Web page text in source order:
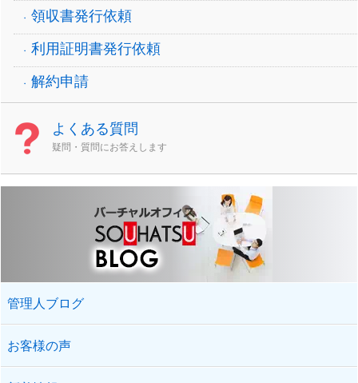
領収書発行依頼
利用証明書発行依頼
解約申請
よくある質問
疑問・質問にお答えします
管理人ブログ
お客様の声